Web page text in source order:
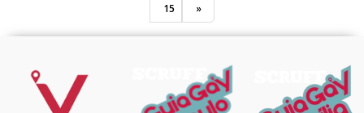
15 »